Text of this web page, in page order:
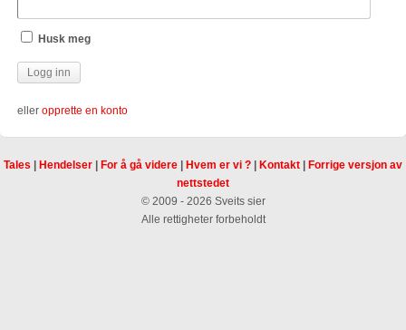
Husk meg
eller opprette en konto
Tales Hendelser For å gå videre Hvem er vi ? Kontakt
Forrige versjon av
nettstedet
© 2009 - 2026 Sveits sier
Alle rettigheter forbeholdt